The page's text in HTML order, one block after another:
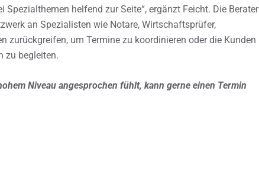
helfend zur Seite“, ergänzt Feicht. Die Berater
an Spezialisten wie Notare, Wirtschaftsprüfer,
zurückgreifen, um Termine zu koordinieren oder die Kunden
zu begleiten.
Niveau angesprochen fühlt, kann gerne einen Termin